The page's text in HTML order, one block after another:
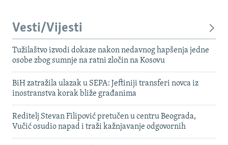
Vesti/Vijesti
Tužilaštvo izvodi dokaze nakon nedavnog hapšenja jedne
osobe zbog sumnje na ratni zločin na Kosovu
BiH zatražila ulazak u SEPA: Jeftiniji transferi novca iz
inostranstva korak bliže građanima
Reditelj Stevan Filipović pretučen u centru Beograda,
Vučić osudio napad i traži kažnjavanje odgovornih